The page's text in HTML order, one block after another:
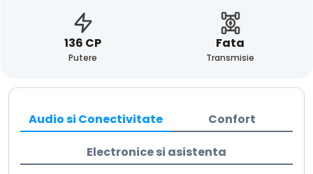
136 CP
Putere
Fata
Transmisie
Audio si Conectivitate Confort
Electronice si asistenta